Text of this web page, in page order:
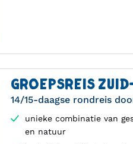
GROEPSREIS
14/15-daagse rondreis
unieke combinatie van
en natuur